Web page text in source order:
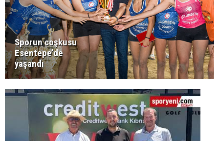
Sporun coşkusu
Esentepe’de
yaşandı